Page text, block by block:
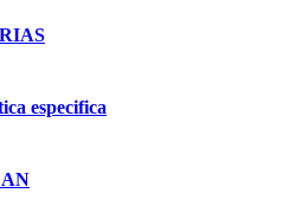
especifica